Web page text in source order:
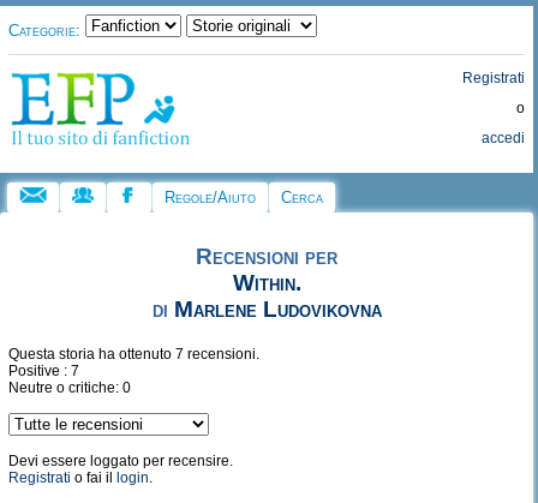
Categorie:
Registrati
o
accedi
Regole/Aiuto Cerca
Recensioni per
Within.
di Marlene Ludovikovna
Questa storia ha ottenuto 7 recensioni.
Positive : 7
Neutre o critiche: 0
Devi essere loggato per recensire.
Registrati o fai il login.